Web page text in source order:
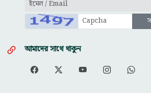
আমাদের সাথে থাকুন